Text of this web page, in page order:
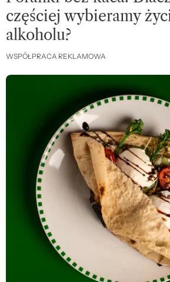
częściej wybieramy
alkoholu?
WSPÓŁPRACA REKLAMOWA